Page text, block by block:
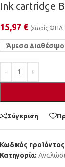
Ink cartridge
15,97 € (χωρίς ΦΠΑ
Άμεσα Διαθέσιμο
Σύγκριση
Κωδικός
Κατηγορία: